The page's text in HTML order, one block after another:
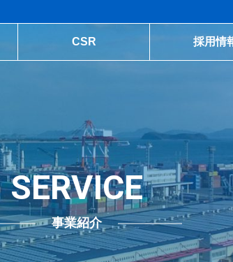
CSR 採用情
SERVICE
事業紹介